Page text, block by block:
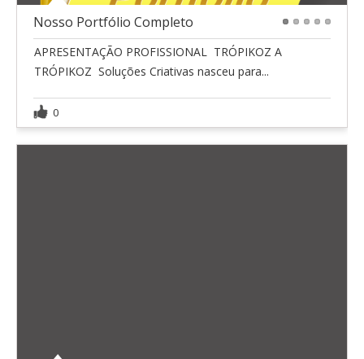
Nosso Portfólio Completo
APRESENTAÇÃO PROFISSIONAL  TRÓPIKOZ A
TRÓPIKOZ  Soluções Criativas nasceu para...
0